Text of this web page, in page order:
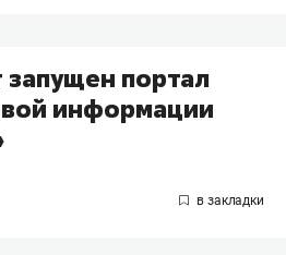
запущен портал
информации